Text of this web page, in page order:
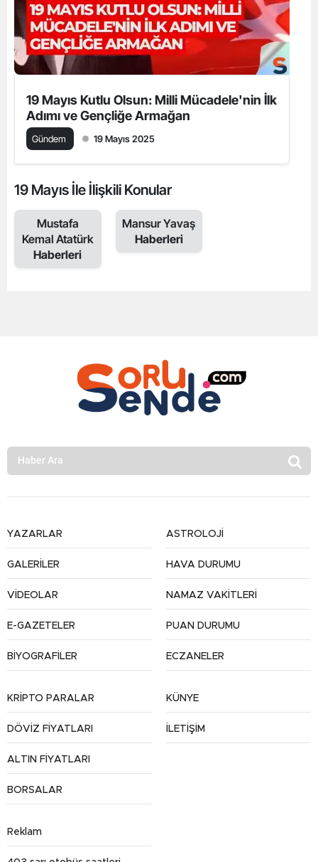
19 Mayıs Kutlu Olsun: Milli Mücadele'nin İlk
Adımı ve Gençliğe Armağan
Gündem 19 Mayıs 2025
19 Mayıs İle İlişkili Konular
Mustafa
Kemal Atatürk
Haberleri
Mansur Yavaş
Haberleri
YAZARLAR
GALERİLER
VİDEOLAR
E-GAZETELER
BİYOGRAFİLER
ASTROLOJİ
HAVA DURUMU
NAMAZ VAKİTLERİ
PUAN DURUMU
ECZANELER
KRİPTO PARALAR
DÖVİZ FİYATLARI
ALTIN FİYATLARI
BORSALAR
KÜNYE
İLETİŞİM
Reklam